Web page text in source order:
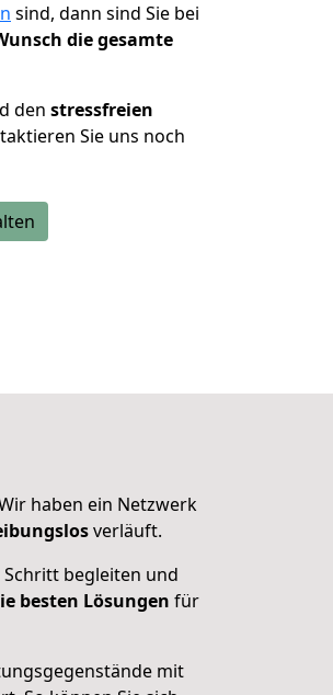
sind, dann sind Sie bei
die gesamte
den stressfreien
Sie uns noch
haben ein Netzwerk
verläuft.
begleiten und
besten Lösungen für
mit